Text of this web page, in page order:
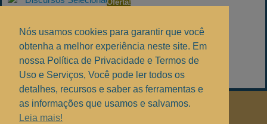
Oferta!
Discursos Selecionados
R$10,00 R$0,00
Adicionar ao carrinho
Políticas de Privacidade.
Nós usamos cookies para garantir que você
obtenha a melhor experiência neste site. Em
nossa Política de Privacidade e Termos de
Uso e Serviços, Você pode ler todos os
detalhes, recursos e saber as ferramentas e
as informações que usamos e salvamos.
Leia mais!